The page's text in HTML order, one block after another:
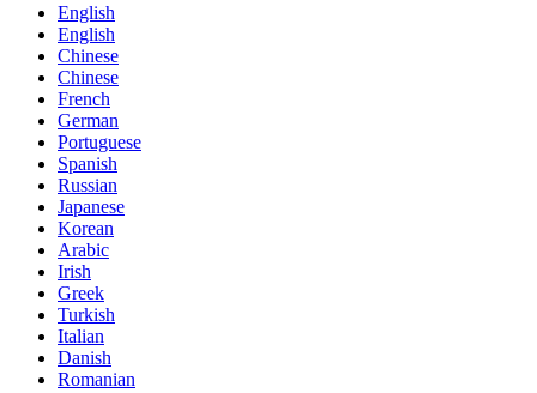
English
English
Chinese
Chinese
French
German
Portuguese
Spanish
Russian
Japanese
Korean
Arabic
Irish
Greek
Turkish
Italian
Danish
Romanian